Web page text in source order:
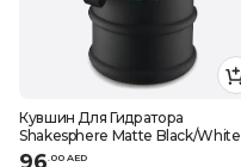
Кувшин Для Гидратора
Shakesphere Matte Black/White
LOGO 1,3 л
.00 AED